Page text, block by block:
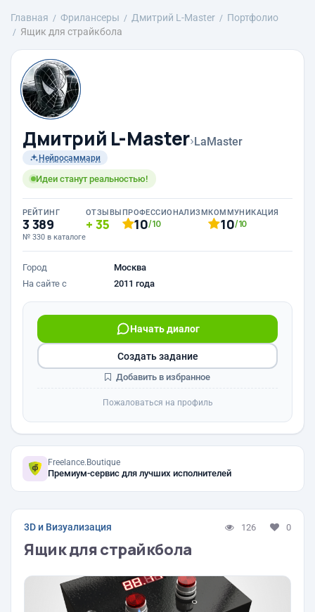
Главная Фрилансеры Дмитрий L-Master
Портфолио
Ящик для страйкбола
Дмитрий L-Master›LaMaster
Нейросаммари
Идеи станут реальностью!
РЕЙТИНГ
3 389
№ 330 в каталоге
ОТЗЫВЫ
35
ПРОФЕССИОНАЛИЗМ
10/10
КОММУНИКАЦИЯ
10/10
Город
Москва
На сайте с
2011 года
Начать диалог
Создать задание
Добавить в избранное
Пожаловаться на профиль
Freelance.Boutique
Премиум-сервис для лучших исполнителей
3D и Визуализация 126 0
Ящик для страйкбола